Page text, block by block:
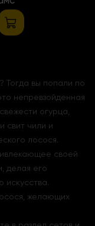
Тогда вы попали по
непревзойденная
огурца,
свит чили и
лосося.
своей
делая его
искусства.
желающих